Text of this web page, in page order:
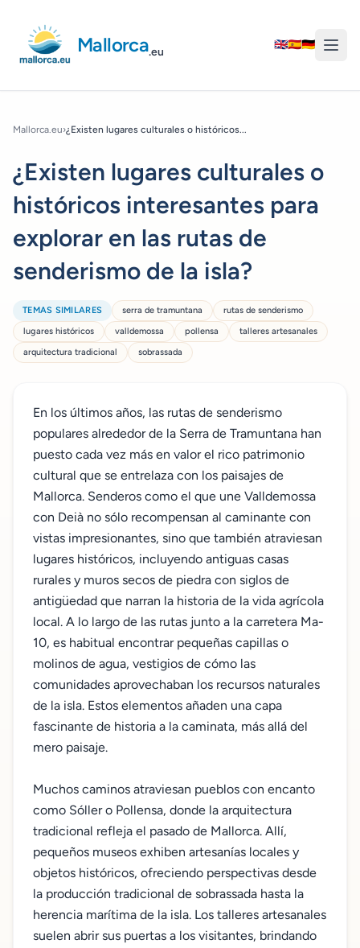
Mallorca.eu
🇬🇧🇪🇸🇩🇪
Mallorca.eu›¿Existen lugares culturales o históricos...
¿Existen lugares culturales o
históricos interesantes para
explorar en las rutas de
senderismo de la isla?
TEMAS SIMILARES serra de tramuntana
rutas de senderismo
lugares históricos
valldemossa pollensa
talleres artesanales
arquitectura tradicional
sobrassada
En los últimos años, las rutas de senderismo
populares alrededor de la Serra de Tramuntana han
puesto cada vez más en valor el rico patrimonio
cultural que se entrelaza con los paisajes de
Mallorca. Senderos como el que une Valldemossa
con Deià no sólo recompensan al caminante con
vistas impresionantes, sino que también atraviesan
lugares históricos, incluyendo antiguas casas
rurales y muros secos de piedra con siglos de
antigüedad que narran la historia de la vida agrícola
local. A lo largo de las rutas junto a la carretera Ma-
10, es habitual encontrar pequeñas capillas o
molinos de agua, vestigios de cómo las
comunidades aprovechaban los recursos naturales
de la isla. Estos elementos añaden una capa
fascinante de historia a la caminata, más allá del
mero paisaje.
Muchos caminos atraviesan pueblos con encanto
como Sóller o Pollensa, donde la arquitectura
tradicional refleja el pasado de Mallorca. Allí,
pequeños museos exhiben artesanías locales y
objetos históricos, ofreciendo perspectivas desde
la producción tradicional de sobrassada hasta la
herencia marítima de la isla. Los talleres artesanales
suelen abrir sus puertas a los visitantes, brindando